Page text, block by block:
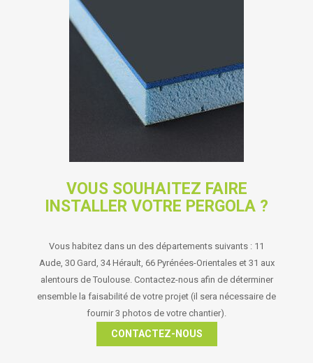
VOUS SOUHAITEZ FAIRE
INSTALLER VOTRE PERGOLA ?
Vous habitez dans un des départements suivants : 11
Aude, 30 Gard, 34 Hérault, 66 Pyrénées-Orientales et 31 aux
alentours de Toulouse. Contactez-nous afin de déterminer
ensemble la faisabilité de votre projet (il sera nécessaire de
fournir 3 photos de votre chantier).
CONTACTEZ-NOUS